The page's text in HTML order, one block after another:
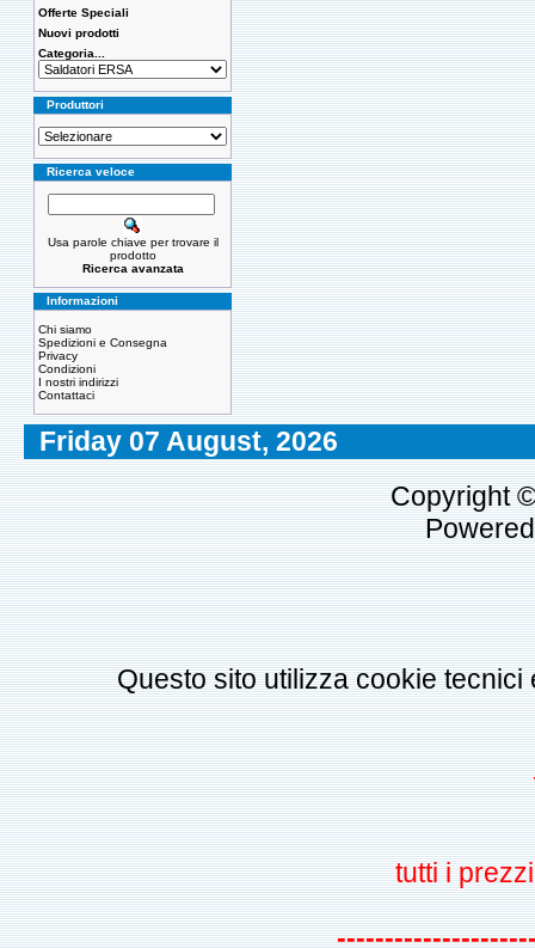
Offerte Speciali
Nuovi prodotti
Categoria...
Produttori
Ricerca veloce
Usa parole chiave per trovare il
prodotto
Ricerca avanzata
Informazioni
Chi siamo
Spedizioni e Consegna
Privacy
Condizioni
I nostri indirizzi
Contattaci
Friday 07 August, 2026
Copyright
Questo sito utilizza cookie
tutti i